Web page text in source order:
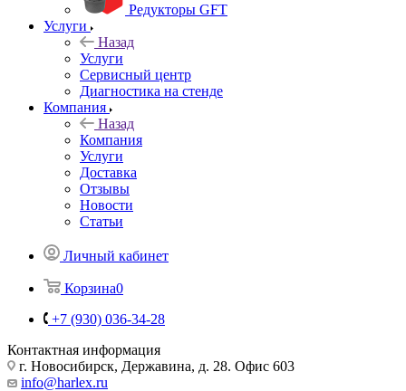
Редукторы GFT
Услуги
Назад
Услуги
Сервисный центр
Диагностика на стенде
Компания
Назад
Компания
Услуги
Доставка
Отзывы
Новости
Статьи
Личный кабинет
Корзина0
+7 (930) 036-34-28
Контактная информация
г. Новосибирск, Державина, д. 28. Офис 603
info@harlex.ru